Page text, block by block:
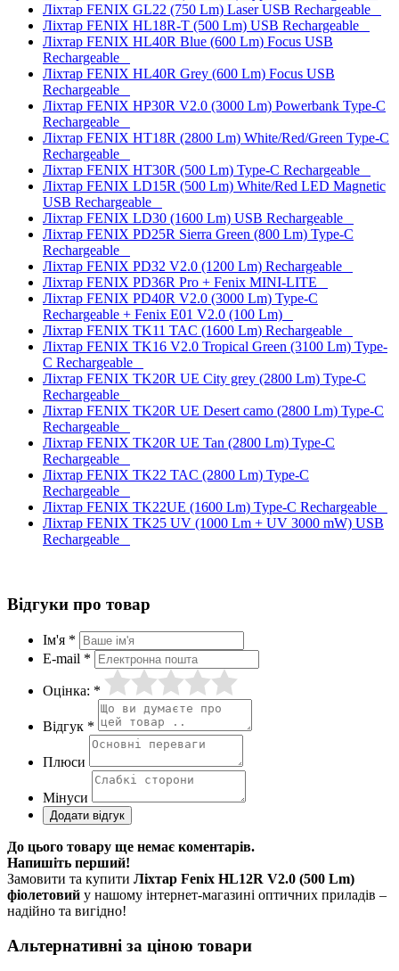
Ліхтар FENIX GL22 (750 Lm) Laser USB Rechargeable
Ліхтар FENIX HL18R-T (500 Lm) USB Rechargeable
Ліхтар FENIX HL40R Blue (600 Lm) Focus USB
Rechargeable
Ліхтар FENIX HL40R Grey (600 Lm) Focus USB
Rechargeable
Ліхтар FENIX HP30R V2.0 (3000 Lm) Powerbank Type-C
Rechargeable
Ліхтар FENIX HT18R (2800 Lm) White/Red/Green Type-C
Rechargeable
Ліхтар FENIX HT30R (500 Lm) Type-C Rechargeable
Ліхтар FENIX LD15R (500 Lm) White/Red LED Magnetic
USB Rechargeable
Ліхтар FENIX LD30 (1600 Lm) USB Rechargeable
Ліхтар FENIX PD25R Sierra Green (800 Lm) Type-C
Rechargeable
Ліхтар FENIX PD32 V2.0 (1200 Lm) Rechargeable
Ліхтар FENIX PD36R Pro + Fenix MINI-LITE
Ліхтар FENIX PD40R V2.0 (3000 Lm) Type-C
Rechargeable + Fenix E01 V2.0 (100 Lm)
Ліхтар FENIX TK11 TAC (1600 Lm) Rechargeable
Ліхтар FENIX TK16 V2.0 Tropical Green (3100 Lm) Type-
C Rechargeable
Ліхтар FENIX TK20R UE City grey (2800 Lm) Type-C
Rechargeable
Ліхтар FENIX TK20R UE Desert camo (2800 Lm) Type-C
Rechargeable
Ліхтар FENIX TK20R UE Tan (2800 Lm) Type-C
Rechargeable
Ліхтар FENIX TK22 TAC (2800 Lm) Type-C
Rechargeable
Ліхтар FENIX TK22UE (1600 Lm) Type-C Rechargeable
Ліхтар FENIX TK25 UV (1000 Lm + UV 3000 mW) USB
Rechargeable
Відгуки про товар
Ім'я *
E-mail *
Оцінка: *
Відгук *
Плюси
Мінуси
До цього товару ще немає коментарів.
Напишіть перший!
Замовити та купити Ліхтар Fenix HL12R V2.0 (500 Lm)
фіолетовий у нашому інтернет-магазині оптичних приладів –
надійно та вигідно!
Альтернативні за ціною товари